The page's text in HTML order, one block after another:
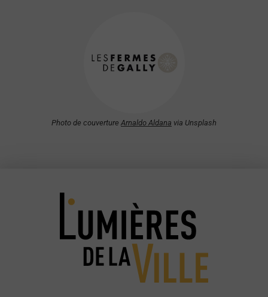
Photo de couverture Arnaldo Aldana via Unsplash